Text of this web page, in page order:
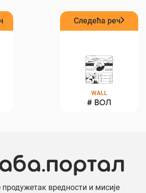
Следећа реч
WALL
# ВОЛ
продужетак вредности и мисије